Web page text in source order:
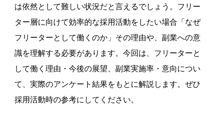
は依然として難しい状況だと言えるでしょう。フリー
ター層に向けて効率的な採用活動をしたい場合「なぜ
フリーターとして働くのか」その理由や、副業への意
識を理解する必要があります。今回は、フリーターと
して働く理由・今後の展望、副業実施率・意向につい
て、実際のアンケート結果をもとに解説します。ぜひ
採用活動時の参考にしてください。